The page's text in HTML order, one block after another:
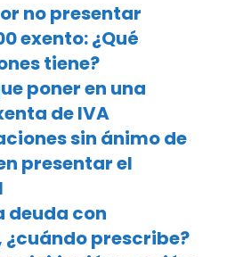
no presentar
exento: ¿Qué
tiene?
poner en una
de IVA
sin ánimo de
presentar el
deuda con
¿cuándo prescribe?